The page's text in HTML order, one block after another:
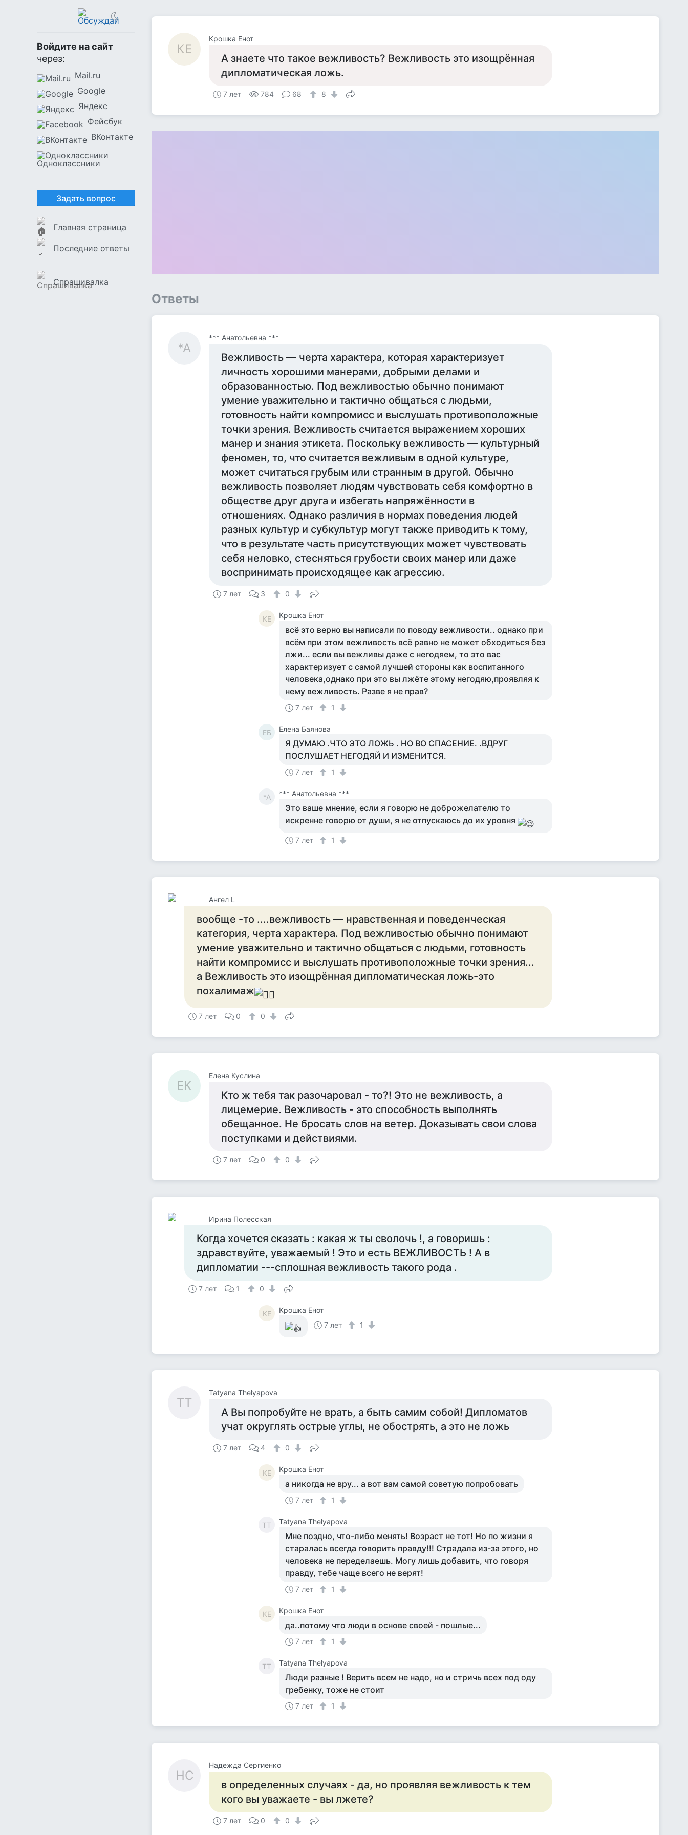
Войдите на сайт
через:
Mail.ru
Google
Яндекс
Фейсбук
ВКонтакте
Одноклассники
Задать вопрос
Главная страница
Последние ответы
Спрашивалка
КЕ
Крошка Енот
А знаете что такое вежливость? Вежливость это изощрённая
дипломатическая ложь.
7 лет 784 68 8
Ответы
*А
*** Анатольевна ***
Вежливость — черта характера, которая характеризует
личность хорошими манерами, добрыми делами и
образованностью. Под вежливостью обычно понимают
умение уважительно и тактично общаться с людьми,
готовность найти компромисс и выслушать противоположные
точки зрения. Вежливость считается выражением хороших
манер и знания этикета. Поскольку вежливость — культурный
феномен, то, что считается вежливым в одной культуре,
может считаться грубым или странным в другой. Обычно
вежливость позволяет людям чувствовать себя комфортно в
обществе друг друга и избегать напряжённости в
отношениях. Однако различия в нормах поведения людей
разных культур и субкультур могут также приводить к тому,
что в результате часть присутствующих может чувствовать
себя неловко, стесняться грубости своих манер или даже
воспринимать происходящее как агрессию.
7 лет 3 0
КЕ Крошка Енот
всё это верно вы написали по поводу вежливости.. однако при
всём при этом вежливость всё равно не может обходиться без
лжи... если вы вежливы даже с негодяем, то это вас
характеризует с самой лучшей стороны как воспитанного
человека,однако при это вы лжёте этому негодяю,проявляя к
нему вежливость. Разве я не прав?
7 лет 1
ЕБ Елена Баянова
Я ДУМАЮ .ЧТО ЭТО ЛОЖЬ . НО ВО СПАСЕНИЕ. .ВДРУГ
ПОСЛУШАЕТ НЕГОДЯЙ И ИЗМЕНИТСЯ.
7 лет 1
*А *** Анатольевна ***
Это ваше мнение, если я говорю не доброжелателю то
искренне говорю от души, я не отпускаюсь до их уровня
7 лет 1
Ангел L
вообще -то ....вежливость — нравственная и поведенческая
категория, черта характера. Под вежливостью обычно понимают
умение уважительно и тактично общаться с людьми, готовность
найти компромисс и выслушать противоположные точки зрения...
а Вежливость это изощрённая дипломатическая ложь-это
похалимаж
7 лет 0 0
ЕК
Елена Куслина
Кто ж тебя так разочаровал - то?! Это не вежливость, а
лицемерие. Вежливость - это способность выполнять
обещанное. Не бросать слов на ветер. Доказывать свои слова
поступками и действиями.
7 лет 0 0
Ирина Полесская
Когда хочется сказать : какая ж ты сволочь !, а говоришь :
здравствуйте, уважаемый ! Это и есть ВЕЖЛИВОСТЬ ! А в
дипломатии ---сплошная вежливость такого рода .
7 лет 1 0
КЕ
Крошка Енот
7 лет
1
TT
Tatyana Thelyapova
А Вы попробуйте не врать, а быть самим собой! Дипломатов
учат округлять острые углы, не обострять, а это не ложь
7 лет 4 0
КЕ Крошка Енот
а никогда не вру... а вот вам самой советую попробовать
7 лет 1
TT Tatyana Thelyapova
Мне поздно, что-либо менять! Возраст не тот! Но по жизни я
старалась всегда говорить правду!!! Страдала из-за этого, но
человека не переделаешь. Могу лишь добавить, что говоря
правду, тебе чаще всего не верят!
7 лет 1
КЕ Крошка Енот
да..потому что люди в основе своей - пошлые...
7 лет 1
TT Tatyana Thelyapova
Люди разные ! Верить всем не надо, но и стричь всех под оду
гребенку, тоже не стоит
7 лет 1
НС
Надежда Сергиенко
в определенных случаях - да, но проявляя вежливость к тем
кого вы уважаете - вы лжете?
7 лет 0 0